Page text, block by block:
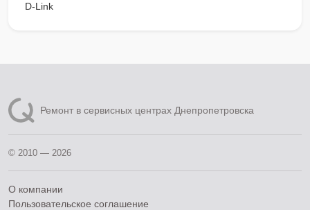
D-Link
Ремонт в сервисных центрах Днепропетровска
© 2010 — 2026
О компании
Пользовательское соглашение